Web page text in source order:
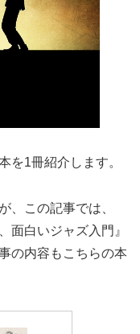
を1冊紹介します。
、この記事では、
面白いジャズ入門』
の内容もこちらの本